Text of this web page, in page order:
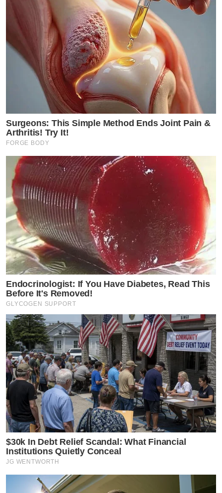
Surgeons: This Simple Method Ends Joint Pain &
Arthritis! Try It!
FORGE BODY
Endocrinologist: If You Have Diabetes, Read This
Before It's Removed!
GLYCOGEN SUPPORT
$30k In Debt Relief Scandal: What Financial
Institutions Quietly Conceal
JG WENTWORTH